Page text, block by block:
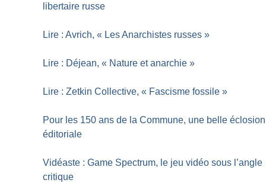
libertaire russe
Lire : Avrich, « Les Anarchistes russes »
Lire : Déjean, « Nature et anarchie »
Lire : Zetkin Collective, « Fascisme fossile »
Pour les 150 ans de la Commune, une belle éclosion
éditoriale
Vidéaste : Game Spectrum, le jeu vidéo sous l’angle
critique